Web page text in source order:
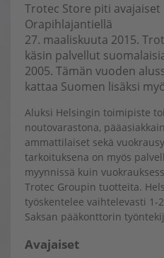
Trotec Store piti avajaiset
Orapihlajantiellä
27. maaliskuuta 2015.
käsin palvellut
2005. Tämän vuoden
kattaa Suomen lisäksi
Aluksi Helsingin toimipiste
noutovarastona,
ammattilaiset sekä
tarkoituksena on myös
myynnissä kuin
Trotec Groupin tuotteita.
työskentelee vaihtelevasti 1-
Saksan pääkonttorin
Avajaiset